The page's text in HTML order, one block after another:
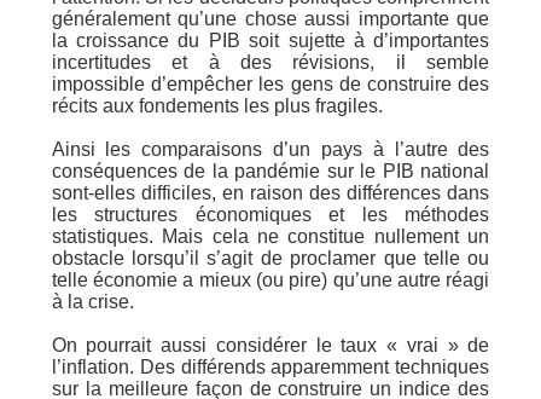
généralement qu’une chose aussi importante que
la croissance du PIB soit sujette à d’importantes
incertitudes et à des révisions, il semble
impossible d’empêcher les gens de construire des
récits aux fondements les plus fragiles.
Ainsi les comparaisons d’un pays à l’autre des
conséquences de la pandémie sur le PIB national
sont-elles difficiles, en raison des différences dans
les structures économiques et les méthodes
statistiques. Mais cela ne constitue nullement un
obstacle lorsqu’il s’agit de proclamer que telle ou
telle économie a mieux (ou pire) qu’une autre réagi
à la crise.
On pourrait aussi considérer le taux « vrai » de
l’inflation. Des différends apparemment techniques
sur la meilleure façon de construire un indice des